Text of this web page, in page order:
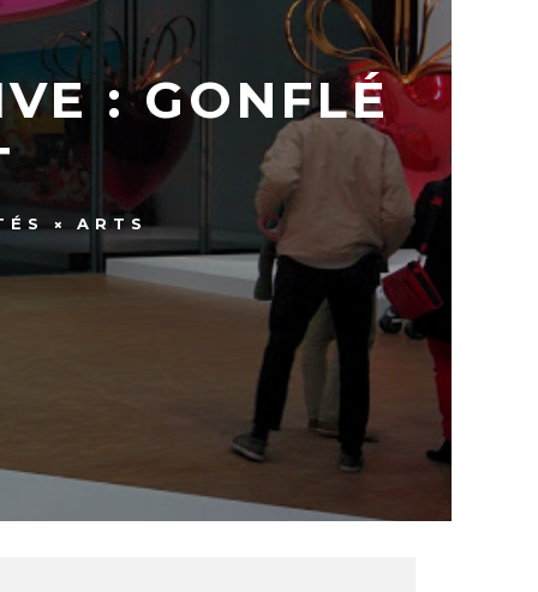
: GONFLÉ
ARTS